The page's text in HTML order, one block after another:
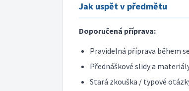
Jak uspět v předmětu
Doporučená příprava:
Pravidelná příprava během
Přednáškové slidy a
Stará zkouška / typové